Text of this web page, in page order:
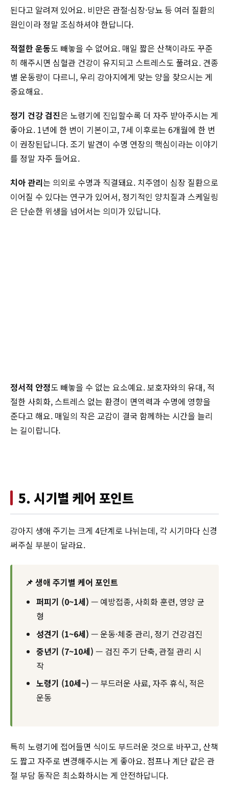
된다고 알려져 있어요. 비만은 관절·심장·당뇨 등 여러 질환의
원인이라 정말 조심하셔야 한답니다.
적절한 운동도 빼놓을 수 없어요. 매일 짧은 산책이라도 꾸준
히 해주시면 심혈관 건강이 유지되고 스트레스도 풀려요. 견종
별 운동량이 다르니, 우리 강아지에게 맞는 양을 찾으시는 게
중요해요.
정기 건강 검진은 노령기에 진입할수록 더 자주 받아주시는 게
좋아요. 1년에 한 번이 기본이고, 7세 이후로는 6개월에 한 번
이 권장된답니다. 조기 발견이 수명 연장의 핵심이라는 이야기
를 정말 자주 들어요.
치아 관리는 의외로 수명과 직결돼요. 치주염이 심장 질환으로
이어질 수 있다는 연구가 있어서, 정기적인 양치질과 스케일링
은 단순한 위생을 넘어서는 의미가 있답니다.
정서적 안정도 빼놓을 수 없는 요소예요. 보호자와의 유대, 적
절한 사회화, 스트레스 없는 환경이 면역력과 수명에 영향을
준다고 해요. 매일의 작은 교감이 결국 함께하는 시간을 늘리
는 길이랍니다.
5. 시기별 케어 포인트
강아지 생애 주기는 크게 4단계로 나뉘는데, 각 시기마다 신경
써주실 부분이 달라요.
📌 생애 주기별 케어 포인트
퍼피기 (0~1세) — 예방접종, 사회화 훈련, 영양 균
형
성견기 (1~6세) — 운동·체중 관리, 정기 건강검진
중년기 (7~10세) — 검진 주기 단축, 관절 관리 시
작
노령기 (10세~) — 부드러운 사료, 자주 휴식, 적은
운동
특히 노령기에 접어들면 식이도 부드러운 것으로 바꾸고, 산책
도 짧고 자주로 변경해주시는 게 좋아요. 점프나 계단 같은 관
절 부담 동작은 최소화하시는 게 안전하답니다.